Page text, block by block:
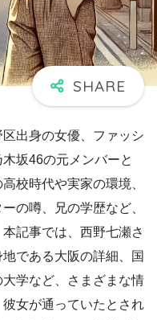
出身の女優、ファッシ
坂46の元メンバーと
校時代や実家の環境、
の噂、兄の学歴など、
本記事では、西野七瀬さ
である大阪の詳細、国
学など、さまざまな情
彼女が通っていたとされ